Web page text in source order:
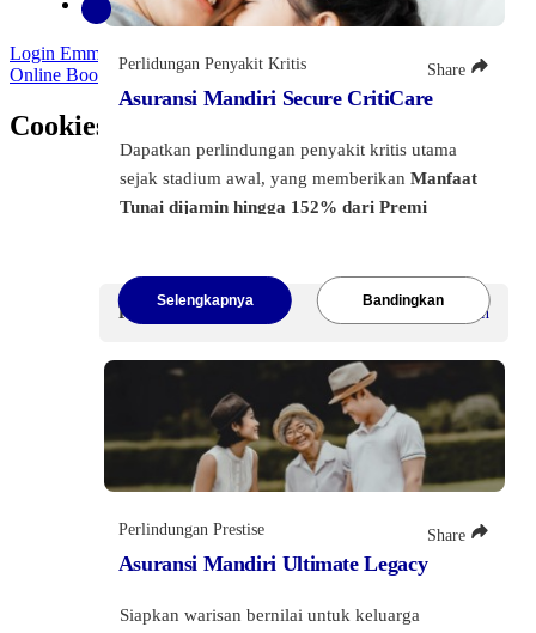
Perlidungan Penyakit Kritis Share
Asuransi Mandiri Secure CritiCare
Dapatkan perlindungan penyakit kritis utama
sejak stadium awal, yang memberikan Manfaat
Tunai dijamin hingga 152% dari Premi
Klik tombol di bawah ini untuk melihat
Premi Mulai Rp12 juta /Tahun
Selengkapnya Bandingkan
Perlindungan Prestise Share
Asuransi Mandiri Ultimate Legacy
Siapkan warisan bernilai untuk keluarga
Login Emma
Online Booking
Cookies Policy